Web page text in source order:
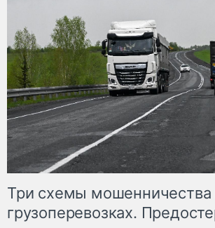
Три схемы мошенничества
грузоперевозках.